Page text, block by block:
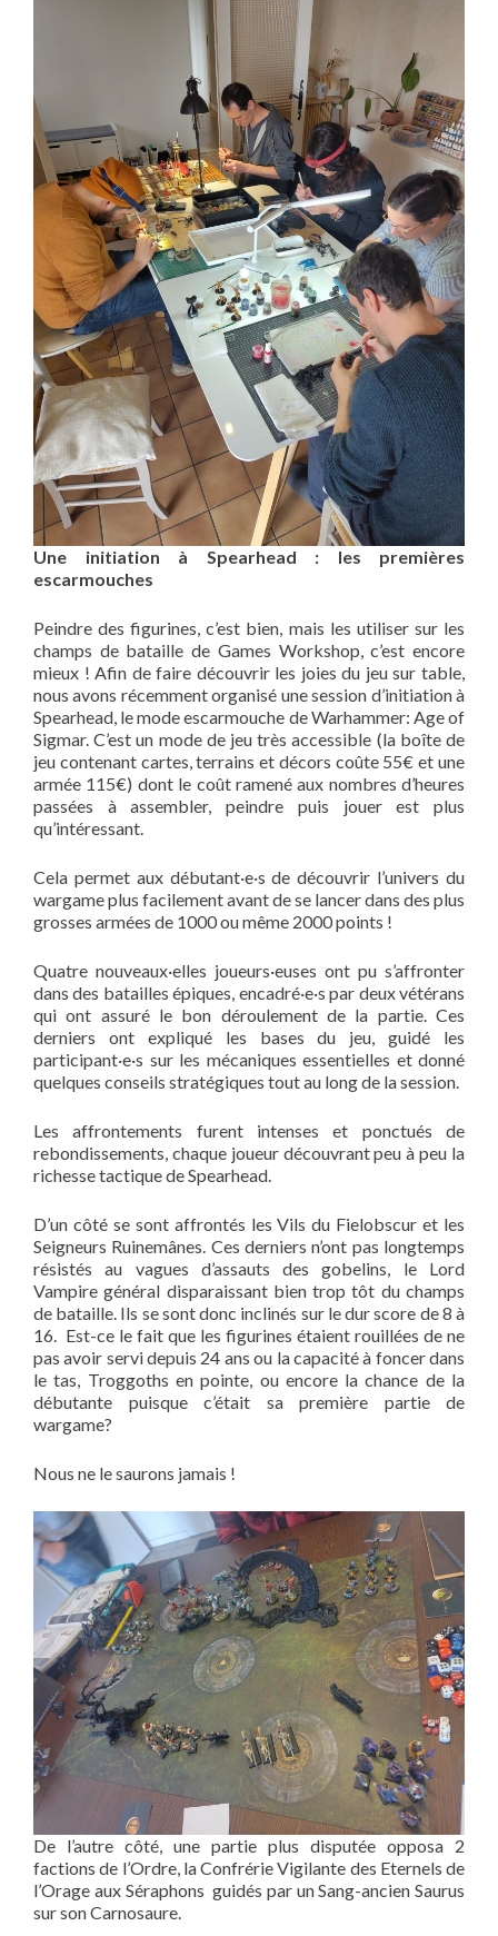
Une initiation à Spearhead : les premières
escarmouches
Peindre des figurines, c’est bien, mais les utiliser sur les
champs de bataille de Games Workshop, c’est encore
mieux ! Afin de faire découvrir les joies du jeu sur table,
nous avons récemment organisé une session d’initiation à
Spearhead, le mode escarmouche de Warhammer: Age of
Sigmar. C’est un mode de jeu très accessible (la boîte de
jeu contenant cartes, terrains et décors coûte 55€ et une
armée 115€) dont le coût ramené aux nombres d’heures
passées à assembler, peindre puis jouer est plus
qu’intéressant.
Cela permet aux débutant·e·s de découvrir l’univers du
wargame plus facilement avant de se lancer dans des plus
grosses armées de 1000 ou même 2000 points !
Quatre nouveaux·elles joueurs·euses ont pu s’affronter
dans des batailles épiques, encadré·e·s par deux vétérans
qui ont assuré le bon déroulement de la partie. Ces
derniers ont expliqué les bases du jeu, guidé les
participant·e·s sur les mécaniques essentielles et donné
quelques conseils stratégiques tout au long de la session.
Les affrontements furent intenses et ponctués de
rebondissements, chaque joueur découvrant peu à peu la
richesse tactique de Spearhead.
D’un côté se sont affrontés les Vils du Fielobscur et les
Seigneurs Ruinemânes. Ces derniers n’ont pas longtemps
résistés au vagues d’assauts des gobelins, le Lord
Vampire général disparaissant bien trop tôt du champs
de bataille. Ils se sont donc inclinés sur le dur score de 8 à
16. Est-ce le fait que les figurines étaient rouillées de ne
pas avoir servi depuis 24 ans ou la capacité à foncer dans
le tas, Troggoths en pointe, ou encore la chance de la
débutante puisque c’était sa première partie de
wargame?
Nous ne le saurons jamais !
De l’autre côté, une partie plus disputée opposa 2
factions de l’Ordre, la Confrérie Vigilante des Eternels de
l’Orage aux Séraphons guidés par un Sang-ancien Saurus
sur son Carnosaure.